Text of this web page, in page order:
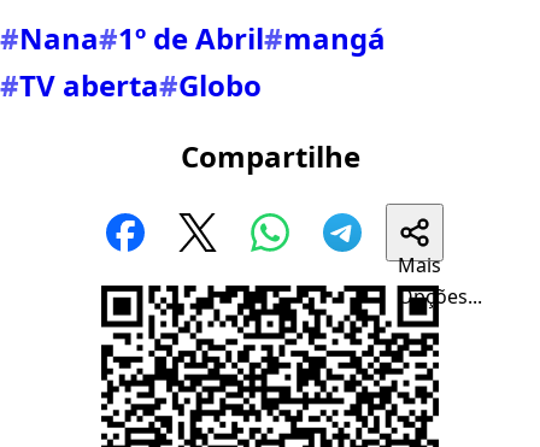
#Nana#1º de Abril#mangá
#TV aberta#Globo
Compartilhe
Mais
Opções...